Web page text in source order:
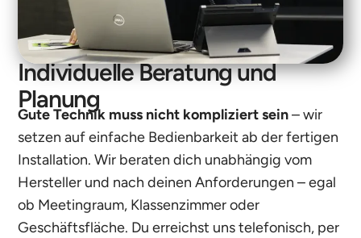
Individuelle Beratung und
Planung
Gute Technik muss nicht kompliziert sein– wir
setzen auf einfache Bedienbarkeit ab der fertigen
Installation. Wir beraten dich unabhängig vom
Hersteller und nach deinen Anforderungen – egal
ob Meetingraum, Klassenzimmer oder
Geschäftsfläche. Du erreichst uns telefonisch, per